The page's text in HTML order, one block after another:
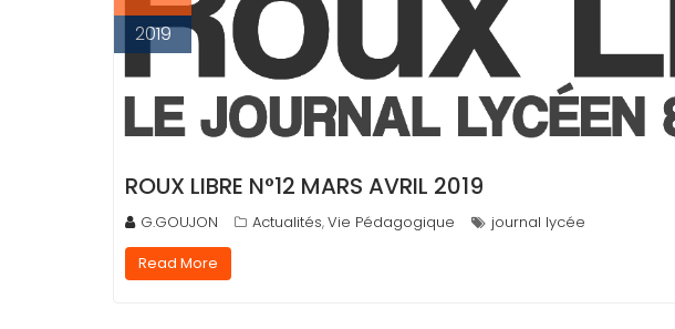
2019
ROUX LIBRE N°12 MARS AVRIL 2019
G.GOUJON Actualités,Vie Pédagogique
journal lycée
Read More